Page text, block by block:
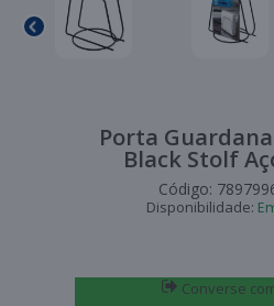
Porta
Black Stolf
Código:
Disponibilidade:
Converse